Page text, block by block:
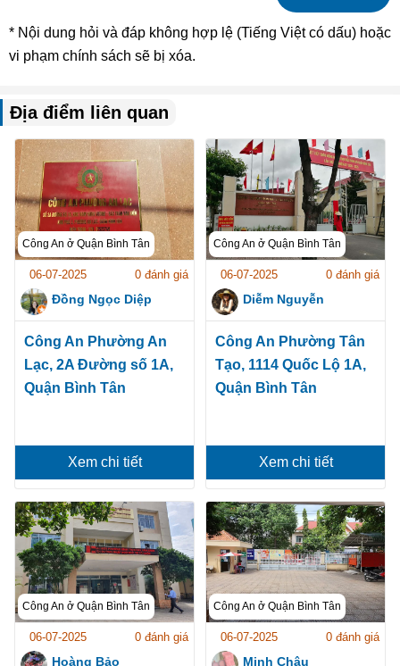
* Nội dung hỏi và đáp không hợp lệ (Tiếng Việt có dấu) hoặc
vi phạm chính sách sẽ bị xóa.
Địa điểm liên quan
Công An ở Quận Bình Tân
06-07-2025 0 đánh giá
Đồng Ngọc Diệp
Công An Phường An
Lạc, 2A Đường số 1A,
Quận Bình Tân
Xem chi tiết
Công An ở Quận Bình Tân
06-07-2025 0 đánh giá
Diễm Nguyễn
Công An Phường Tân
Tạo, 1114 Quốc Lộ 1A,
Quận Bình Tân
Xem chi tiết
Công An ở Quận Bình Tân
06-07-2025 0 đánh giá
Hoàng Bảo
Công An ở Quận Bình Tân
06-07-2025 0 đánh giá
Minh Châu